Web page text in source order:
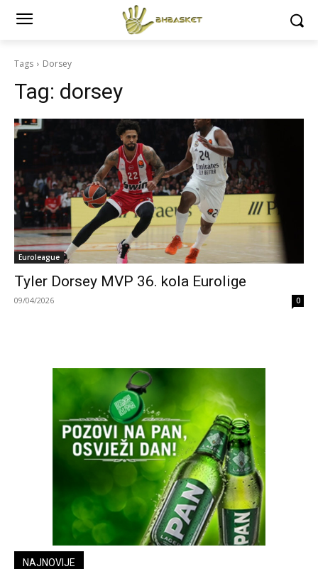
Tags Dorsey
Tag: dorsey
Euroleague
Tyler Dorsey MVP 36. kola Eurolige
09/04/2026 0
NAJNOVIJE